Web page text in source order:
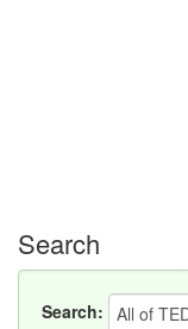
Search
Search: